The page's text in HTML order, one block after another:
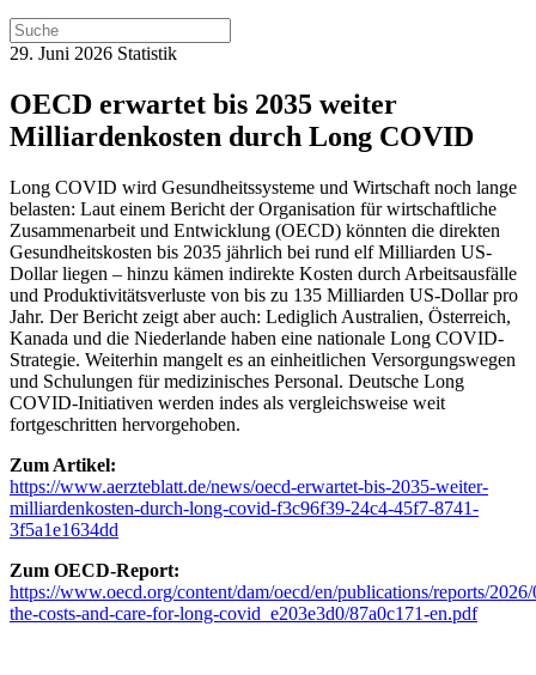
29. Juni 2026 Statistik
OECD erwartet bis 2035 weiter
Milliardenkosten durch Long COVID
Long COVID wird Gesundheitssysteme und Wirtschaft noch lange
belasten: Laut einem Bericht der Organisation für wirtschaftliche
Zusammenarbeit und Entwicklung (OECD) könnten die direkten
Gesundheitskosten bis 2035 jährlich bei rund elf Milliarden US-
Dollar liegen – hinzu kämen indirekte Kosten durch Arbeitsausfälle
und Produktivitätsverluste von bis zu 135 Milliarden US-Dollar pro
Jahr. Der Bericht zeigt aber auch: Lediglich Australien, Österreich,
Kanada und die Niederlande haben eine nationale Long COVID-
Strategie. Weiterhin mangelt es an einheitlichen Versorgungswegen
und Schulungen für medizinisches Personal. Deutsche Long
COVID-Initiativen werden indes als vergleichsweise weit
fortgeschritten hervorgehoben.
Zum Artikel:
https://www.aerzteblatt.de/news/oecd-erwartet-bis-2035-weiter-
milliardenkosten-durch-long-covid-f3c96f39-24c4-45f7-8741-
3f5a1e1634dd
Zum OECD-Report:
https://www.oecd.org/content/dam/oecd/en/publications/reports/2026/
the-costs-and-care-for-long-covid_e203e3d0/87a0c171-en.pdf